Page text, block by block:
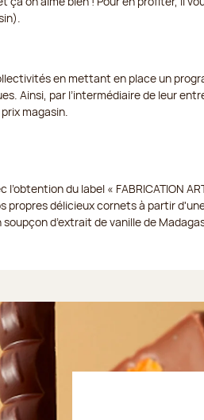
en mettant en place un
Ainsi, par l’intermédiaire de leur
magasin.
du label « FABRICATION
propres délicieux cornets à partir
d’extrait de vanille de